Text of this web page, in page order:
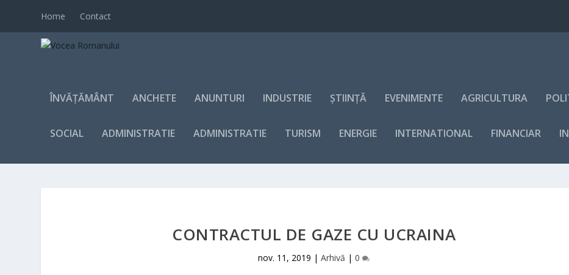
Home Contact
ÎNVĂȚĂMÂNT ANCHETE ANUNTURI INDUSTRIE ȘTIINȚĂ EVENIMENTE AGRICULTURA
SOCIAL ADMINISTRATIE ADMINISTRATIE TURISM ENERGIE INTERNATIONAL FINANCIAR
CONTRACTUL DE GAZE CU UCRAINA
nov. 11, 2019 |Arhivă |0